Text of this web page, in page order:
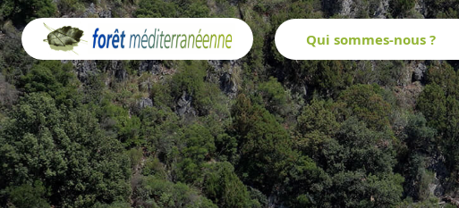
Qui sommes-nous ?
Panneau de gestion des cookies